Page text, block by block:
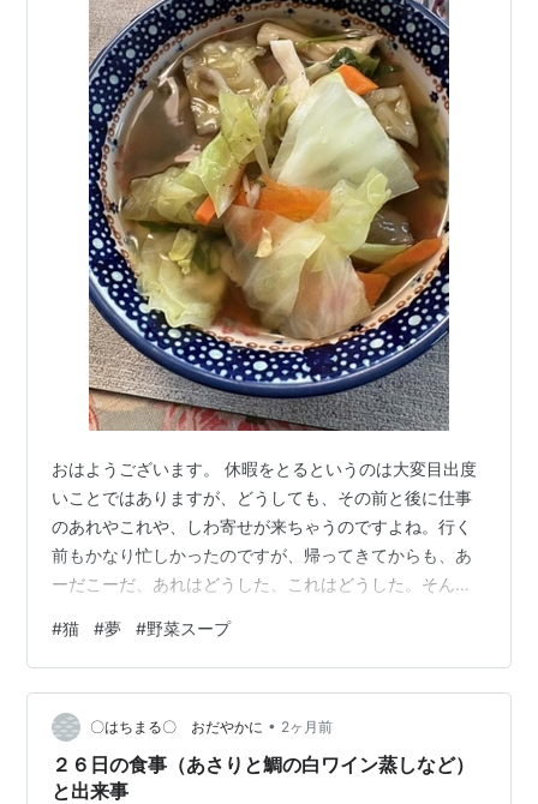
おはようございます。 休暇をとるというのは大変目出度
いことではありますが、どうしても、その前と後に仕事
のあれやこれや、しわ寄せが来ちゃうのですよね。行く
前もかなり忙しかったのですが、帰ってきてからも、あ
ーだこーだ、あれはどうした、これはどうした。そんな
何故かスーティちゃんのお部屋に見知らぬ猫が４匹。し
かも、その２匹はちっちゃい子猫ちゃん。ひとりはきり
んさん的に真っ白。もう一人はキャラコ風。いったいど
こから湧いてきたのか（猫は湧くのか！）どうしよう、
これで８匹だよ（何故かみかんさんをも計算に入れてい
る）。 とにかく、猫トイレを増やさないと！猫ご…
#猫 #夢 #野菜スープ
〇はちまる〇 おだやかに • 2ヶ月前
２６日の食事（あさりと鯛の白ワイン蒸しなど）
と出来事